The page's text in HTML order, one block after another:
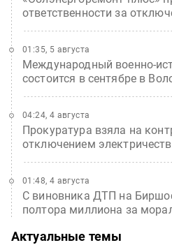
ответственности за
Международный военно-
состоится в сентябре в
01:35, 5 августа
Прокуратура взяла на
отключением
04:24, 4 августа
С виновника ДТП на
полтора миллиона за
01:48, 4 августа
Актуальные темы